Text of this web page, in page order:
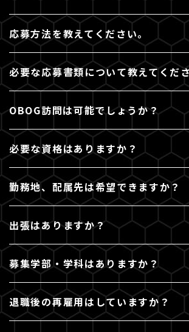
応募方法を教えてください。
必要な応募書類について教えてくだ
OBOG訪問は可能でしょうか？
必要な資格はありますか？
勤務地、配属先は希望できますか？
出張はありますか？
募集学部・学科はありますか？
退職後の再雇用はしていますか？